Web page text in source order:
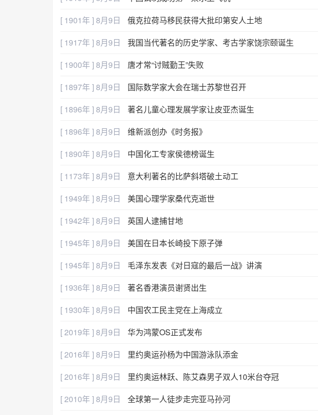
[ 1901年 ] 8月9日
俄克拉荷马移民获得大批印第安人土地
[ 1917年 ] 8月9日
我国当代著名的历史学家、考古学家饶宗颐诞生
[ 1900年 ] 8月9日
唐才常“讨贼勤王”失败
[ 1897年 ] 8月9日
国际数学家大会在瑞士苏黎世召开
[ 1896年 ] 8月9日
著名儿童心理发展学家让皮亚杰诞生
[ 1896年 ] 8月9日
维新派创办《时务报》
[ 1890年 ] 8月9日
中国化工专家侯德榜诞生
[ 1173年 ] 8月9日
意大利著名的比萨斜塔破土动工
[ 1949年 ] 8月9日
美国心理学家桑代克逝世
[ 1942年 ] 8月9日
英国人逮捕甘地
[ 1945年 ] 8月9日
美国在日本长崎投下原子弹
[ 1945年 ] 8月9日
毛泽东发表《对日寇的最后一战》讲演
[ 1936年 ] 8月9日
著名香港演员谢贤出生
[ 1930年 ] 8月9日
中国农工民主党在上海成立
[ 2019年 ] 8月9日
华为鸿蒙OS正式发布
[ 2016年 ] 8月9日
里约奥运孙杨为中国游泳队添金
[ 2016年 ] 8月9日
里约奥运林跃、陈艾森男子双人10米台夺冠
[ 2010年 ] 8月9日
全球第一人徒步走完亚马孙河